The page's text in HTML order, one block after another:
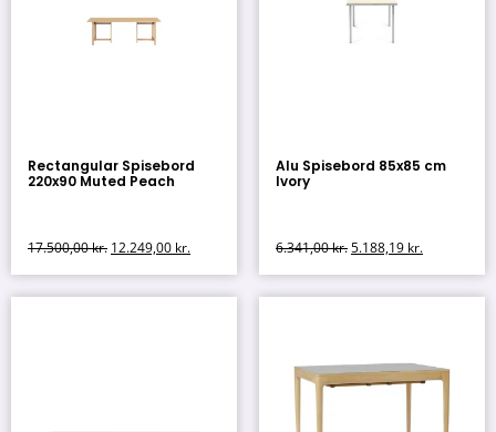
Rectangular Spisebord
220x90 Muted Peach
17.500,00kr. 12.249,00 kr.
Alu Spisebord 85x85 cm
Ivory
6.341,00kr.5.188,19 kr.